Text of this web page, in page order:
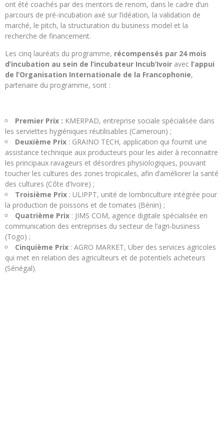
ont été coachés par des mentors de renom, dans le cadre d’un
parcours de pré-incubation axé sur l’idéation, la validation de
marché, le pitch, la structuration du business model et la
recherche de financement.
Les cinq lauréats du programme, récompensés par 24 mois
d’incubation au sein de l’incubateur Incub’Ivoir avec l’appui
de l’Organisation Internationale de la Francophonie,
partenaire du programme, sont :
Premier Prix : KMERPAD, entreprise sociale spécialisée dans
les serviettes hygiéniques réutilisables (Cameroun) ;
Deuxième Prix : GRAINO TECH, application qui fournit une
assistance technique aux producteurs pour les aider à reconnaitre
les principaux ravageurs et désordres physiologiques, pouvant
toucher les cultures des zones tropicales, afin d’améliorer la santé
des cultures (Côte d’Ivoire) ;
Troisième Prix : ULIPPT, unité de lombriculture intégrée pour
la production de poissons et de tomates (Bénin) ;
Quatrième Prix : JIMS COM, agence digitale spécialisée en
communication des entreprises du secteur de l’agri-business
(Togo) ;
Cinquième Prix : AGRO MARKET, Uber des services agricoles
qui met en relation des agriculteurs et de potentiels acheteurs
(Sénégal).